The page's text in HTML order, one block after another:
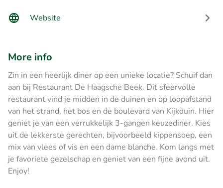
Website
More info
Zin in een heerlijk diner op een unieke locatie? Schuif dan
aan bij Restaurant De Haagsche Beek. Dit sfeervolle
restaurant vind je midden in de duinen en op loopafstand
van het strand, het bos en de boulevard van Kijkduin. Hier
geniet je van een verrukkelijk 3-gangen keuzediner. Kies
uit de lekkerste gerechten, bijvoorbeeld kippensoep, een
mix van vlees of vis en een dame blanche. Kom langs met
je favoriete gezelschap en geniet van een fijne avond uit.
Enjoy!